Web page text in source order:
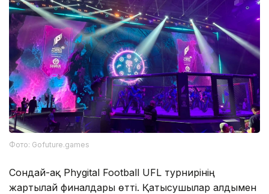
Фото: Gofuture.games
Сондай-ақ Phygital Football UFL турнирінің
жартылай финалдары өтті. Қатысушылар алдымен